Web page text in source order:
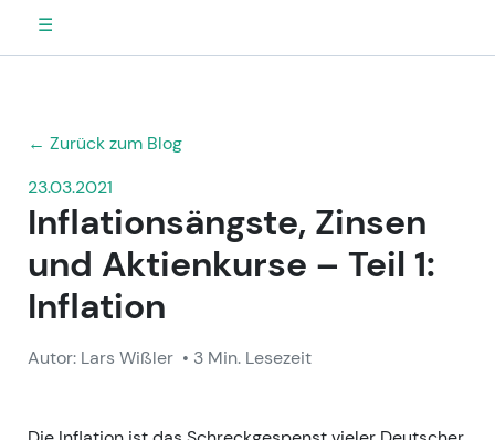
☰
← Zurück zum Blog
23.03.2021
Inflationsängste, Zinsen
und Aktienkurse – Teil 1:
Inflation
Autor: Lars Wißler • 3 Min. Lesezeit